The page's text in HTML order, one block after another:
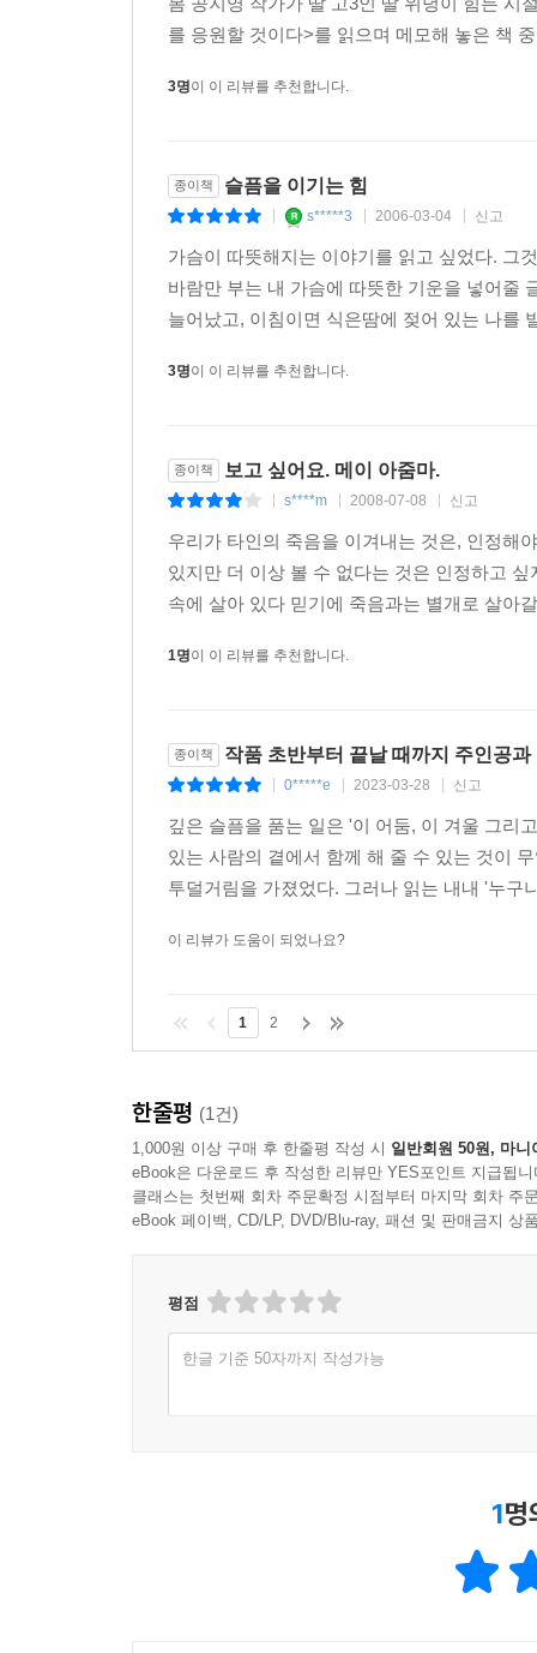
를 응원할 것이다>를 읽으며 메모해 놓은 책
3명이 이 리뷰를 추천합니다.
종이책 슬픔을 이기는 힘
s*****3 2006-03-04 신고
가슴이 따뜻해지는 이야기를 읽고 싶었다. 그
바람만 부는 내 가슴에 따뜻한 기운을 넣어줄
늘어났고, 이침이면 식은땀에 젖어 있는 나를
3명이 이 리뷰를 추천합니다.
종이책 보고 싶어요. 메이 아줌마.
s****m 2008-07-08 신고
우리가 타인의 죽음을 이겨내는 것은, 인정해
있지만 더 이상 볼 수 없다는 것은 인정하고
속에 살아 있다 믿기에 죽음과는 별개로 살아
1명이 이 리뷰를 추천합니다.
종이책 작품 초반부터 끝날 때까지 주인공
0*****e 2023-03-28 신고
깊은 슬픔을 품는 일은 '이 어둠, 이 겨울 그리
있는 사람의 곁에서 함께 해 줄 수 있는 것이
투덜거림을 가졌었다. 그러나 읽는 내내 '누
이 리뷰가 도움이 되었나요?
1 2
한줄평 (1건)
1,000원 이상 구매 후 한줄평 작성 시 일반회원 50원, 마니
eBook은 다운로드 후 작성한 리뷰만 YES포인트 지급됩니
클래스는 첫번째 회차 주문확정 시점부터 마지막 회차 주
eBook 페이백, CD/LP, DVD/Blu-ray, 패션 및 판매금지 상
평점
한글 기준 50자까지 작성가능
1명